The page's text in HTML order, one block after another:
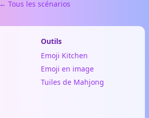
← Tous les scénarios
Outils
Emoji Kitchen
Emoji en image
Tuiles de Mahjong